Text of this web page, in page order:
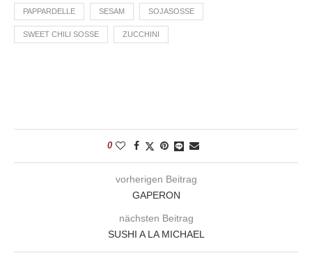
PAPPARDELLE SESAM SOJASOSSE
SWEET CHILI SOSSE ZUCCHINI
0
vorherigen Beitrag
GAPERON
nächsten Beitrag
SUSHI A LA MICHAEL